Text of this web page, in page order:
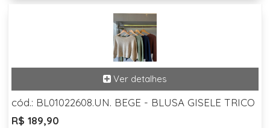
cód.: BL01022608.UN. BEGE - BLUSA GISELE TRICO
R$ 189,90